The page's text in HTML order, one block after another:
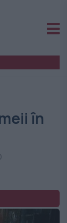
în